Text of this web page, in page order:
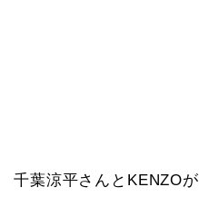
千葉涼平さんとKENZO